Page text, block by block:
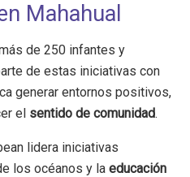
Mahahual
de 250 infantes y
de estas iniciativas con
generar entornos positivos,
el sentido de comunidad.
lidera iniciativas
los océanos y la educación